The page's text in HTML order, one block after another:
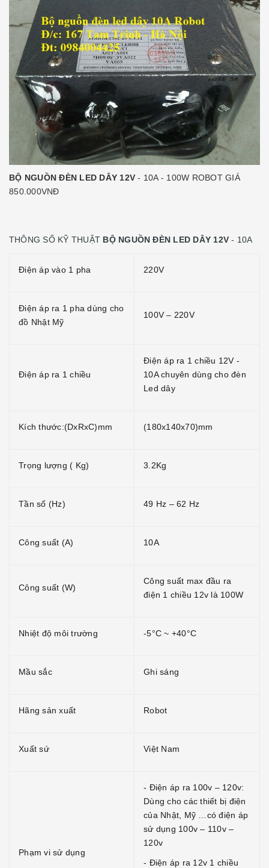
BỘ NGUỒN ĐÈN LED DÂY 12V- 10A - 100W ROBOT GIÁ
850.000VNĐ
THÔNG SỐ KỸ THUẬT BỘ NGUỒN ĐÈN LED DÂY 12V - 10A
Điện áp vào 1 pha 220V
Điện áp ra 1 pha dùng cho
đồ Nhật Mỹ
100V – 220V
Điện áp ra 1 chiều
Điện áp ra 1 chiều 12V -
10A chuyên dùng cho đèn
Led dây
Kích thước:(DxRxC)mm (180x140x70)mm
Trọng lượng ( Kg) 3.2Kg
Tần số (Hz) 49 Hz – 62 Hz
Công suất (A) 10A
Công suất (W)
Công suất max đầu ra
điện 1 chiều 12v là 100W
Nhiệt độ môi trường -5°C ~ +40°C
Mầu sắc Ghi sáng
Hãng sản xuất Robot
Xuất sứ Việt Nam
Phạm vi sử dụng
- Điện áp ra 100v – 120v:
Dùng cho các thiết bị điện
của Nhật, Mỹ …có điện áp
sử dụng 100v – 110v –
120v
- Điện áp ra 12v 1 chiều